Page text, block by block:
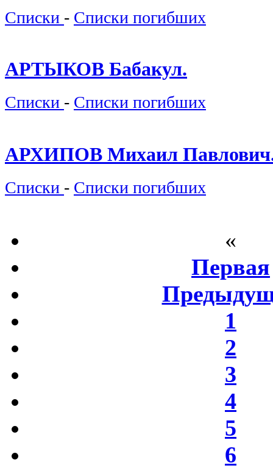
Списки - Списки погибших
АРТЫКОВ Бабакул.
Списки - Списки погибших
АРХИПОВ Михаил
Списки - Списки погибших
«
Первая
1
2
3
4
5
6